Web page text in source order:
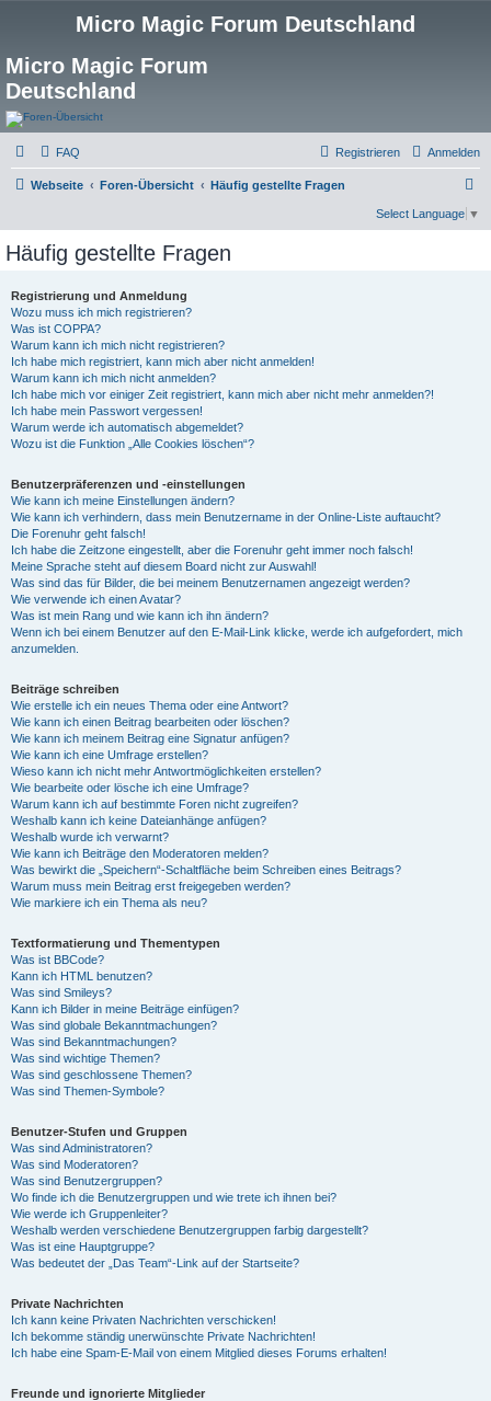
Micro Magic Forum Deutschland
Micro Magic Forum
Deutschland
FAQ Anmelden
Registrieren
Webseite Foren-Übersicht Häufig gestellte Fragen
Select Language ▼
Häufig gestellte Fragen
Registrierung und Anmeldung
Wozu muss ich mich registrieren?
Was ist COPPA?
Warum kann ich mich nicht registrieren?
Ich habe mich registriert, kann mich aber nicht anmelden!
Warum kann ich mich nicht anmelden?
Ich habe mich vor einiger Zeit registriert, kann mich aber nicht mehr anmelden?!
Ich habe mein Passwort vergessen!
Warum werde ich automatisch abgemeldet?
Wozu ist die Funktion „Alle Cookies löschen“?
Benutzerpräferenzen und -einstellungen
Wie kann ich meine Einstellungen ändern?
Wie kann ich verhindern, dass mein Benutzername in der Online-Liste auftaucht?
Die Forenuhr geht falsch!
Ich habe die Zeitzone eingestellt, aber die Forenuhr geht immer noch falsch!
Meine Sprache steht auf diesem Board nicht zur Auswahl!
Was sind das für Bilder, die bei meinem Benutzernamen angezeigt werden?
Wie verwende ich einen Avatar?
Was ist mein Rang und wie kann ich ihn ändern?
Wenn ich bei einem Benutzer auf den E-Mail-Link klicke, werde ich aufgefordert, mich
anzumelden.
Beiträge schreiben
Wie erstelle ich ein neues Thema oder eine Antwort?
Wie kann ich einen Beitrag bearbeiten oder löschen?
Wie kann ich meinem Beitrag eine Signatur anfügen?
Wie kann ich eine Umfrage erstellen?
Wieso kann ich nicht mehr Antwortmöglichkeiten erstellen?
Wie bearbeite oder lösche ich eine Umfrage?
Warum kann ich auf bestimmte Foren nicht zugreifen?
Weshalb kann ich keine Dateianhänge anfügen?
Weshalb wurde ich verwarnt?
Wie kann ich Beiträge den Moderatoren melden?
Was bewirkt die „Speichern“-Schaltfläche beim Schreiben eines Beitrags?
Warum muss mein Beitrag erst freigegeben werden?
Wie markiere ich ein Thema als neu?
Textformatierung und Thementypen
Was ist BBCode?
Kann ich HTML benutzen?
Was sind Smileys?
Kann ich Bilder in meine Beiträge einfügen?
Was sind globale Bekanntmachungen?
Was sind Bekanntmachungen?
Was sind wichtige Themen?
Was sind geschlossene Themen?
Was sind Themen-Symbole?
Benutzer-Stufen und Gruppen
Was sind Administratoren?
Was sind Moderatoren?
Was sind Benutzergruppen?
Wo finde ich die Benutzergruppen und wie trete ich ihnen bei?
Wie werde ich Gruppenleiter?
Weshalb werden verschiedene Benutzergruppen farbig dargestellt?
Was ist eine Hauptgruppe?
Was bedeutet der „Das Team“-Link auf der Startseite?
Private Nachrichten
Ich kann keine Privaten Nachrichten verschicken!
Ich bekomme ständig unerwünschte Private Nachrichten!
Ich habe eine Spam-E-Mail von einem Mitglied dieses Forums erhalten!
Freunde und ignorierte Mitglieder